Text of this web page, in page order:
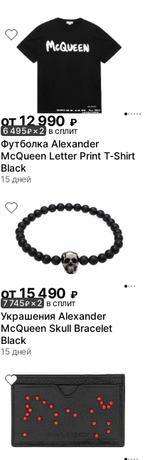
от 12 990 ₽
6 495₽× 2 в сплит
Футболка Alexander
McQueen Letter Print T-Shirt
Black
15 дней
от15 490 ₽
7 745₽× 2 в сплит
Украшения Alexander
McQueen Skull Bracelet
Black
15 дней